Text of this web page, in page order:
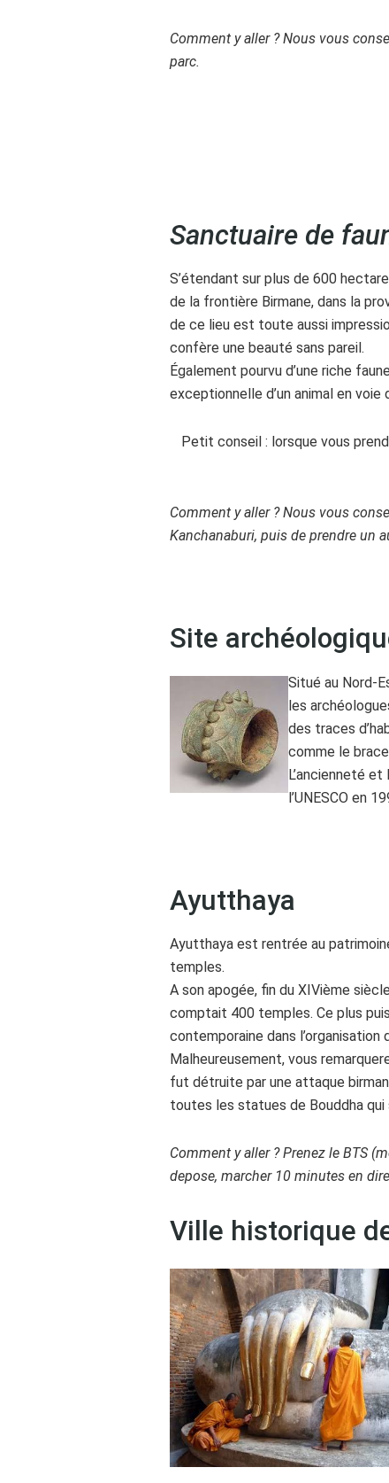
Comment y aller ? Nous vous
parc.
Sanctuaire de
S’étendant sur plus de 600
de la frontière Birmane, dans la
de ce lieu est toute aussi
confère une beauté sans pareil.
Également pourvu d’une riche
exceptionnelle d’un animal en voie
Petit conseil : lorsque vous
Comment y aller ? Nous vous
Kanchanaburi, puis de prendre un
Site
Situé au Nord-
les
des traces
comme le
L’ancienneté
l’UNESCO en
Ayutthaya
Ayutthaya est rentrée au
temples.
A son apogée, fin du XIVième
comptait 400 temples. Ce plus
contemporaine dans
Malheureusement, vous
fut détruite par une attaque
toutes les statues de Bouddha
Comment y aller ? Prenez le BTS
depose, marcher 10 minutes en
Ville historique